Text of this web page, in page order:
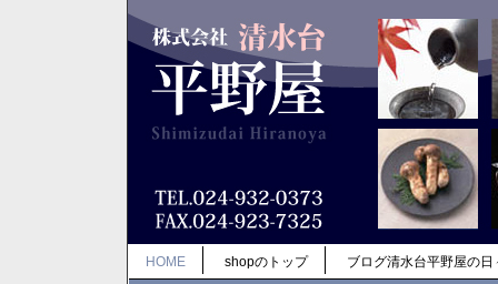
HOME shopのトップ ブログ清水台平野屋の日